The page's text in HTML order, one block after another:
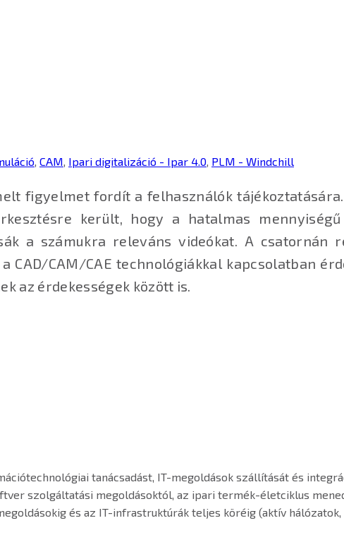
, CAM, Ipari digitalizáció - Ipar 4.0, PLM - Windchill
figyelmet fordít a felhasználók
került, hogy a hatalmas
a számukra releváns videókat. A
CAD/CAM/CAE technológiákkal kapcsolatban
az érdekességek között is.
tanácsadást, IT-megoldások szállítását és
szolgáltatási megoldásoktól, az ipari termék-életciklus
és az IT-infrastruktúrák teljes köréig (aktív